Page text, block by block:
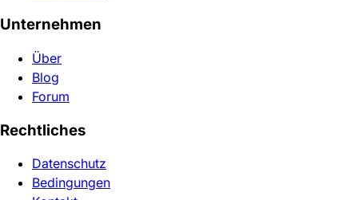
Unternehmen
Über
Blog
Forum
Rechtliches
Datenschutz
Bedingungen